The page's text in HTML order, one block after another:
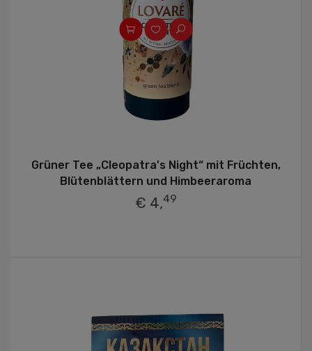
Grüner Tee „Cleopatra's Night“ mit Früchten,
Blütenblättern und Himbeeraroma
€ 4,49